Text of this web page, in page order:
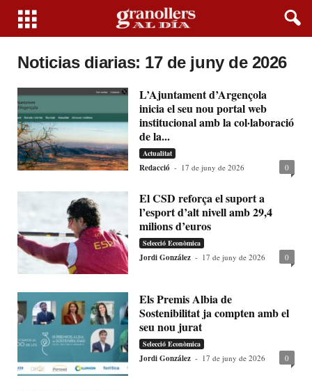
Noticias diarias: 17 de juny de 2026
L’Ajuntament d’Argençola
inicia el seu nou portal web
institucional amb la col·laboració
de la...
Actualitat
Redacció - 17 de juny de 2026 0
El CSD reforça el suport a
l’esport d’alt nivell amb 29,4
milions d’euros
Selecció Econòmica
Jordi González - 17 de juny de 2026 0
Els Premis Albia de
Sostenibilitat ja compten amb el
seu nou jurat
Selecció Econòmica
Jordi González - 17 de juny de 2026 0